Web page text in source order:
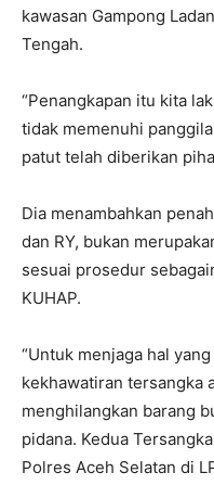
kawasan Gampong
Tengah.
“Penangkapan itu kita
tidak memenuhi
patut telah diberikan
Dia menambahkan
dan RY, bukan
sesuai prosedur
KUHAP.
“Untuk menjaga hal
kekhawatiran tersangka
menghilangkan barang
pidana. Kedua
Polres Aceh Selatan di